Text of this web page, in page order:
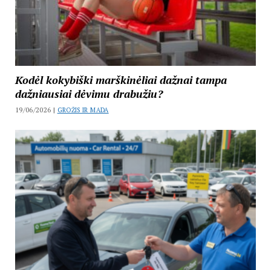
Kodėl kokybiški marškinėliai dažnai tampa
dažniausiai dėvimu drabužiu?
19/06/2026 | GROŽIS IR MADA